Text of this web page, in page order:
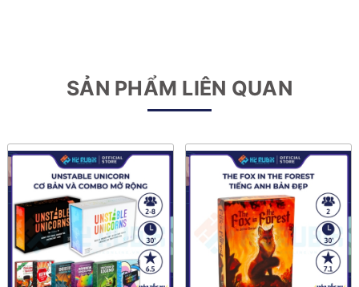
SẢN PHẨM LIÊN QUAN